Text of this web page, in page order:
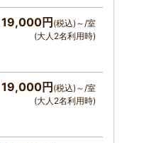
19,000円 (税込)～/室
(大人2名利用時)
19,000円 (税込)～/室
(大人2名利用時)